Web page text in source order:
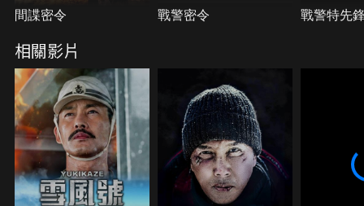
間諜密令 戰警密令 戰警特先
相關影片